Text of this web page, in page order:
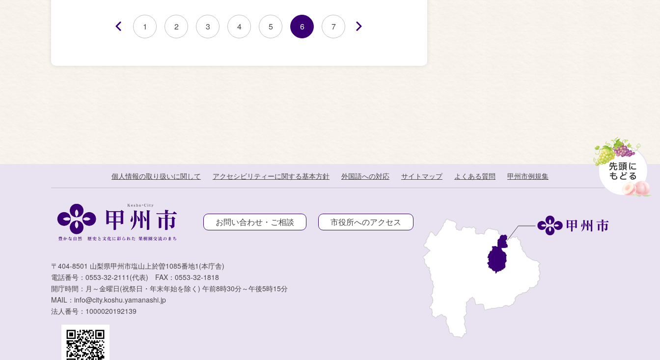
1 2 3 4 5 6 7
個人情報の取り扱いに関して アクセシビリティーに関する基本方針 外国語への対応 サイトマップ よくある質問 甲州市例規集
お問い合わせ・ご相談 市役所へのアクセス
〒404-8501 山梨県甲州市塩山上於曽1085番地1(本庁舎)
電話番号：0553-32-2111(代表) FAX：0553-32-1818
開庁時間：月～金曜日(祝祭日・年末年始を除く) 午前8時30分～午後5時15分
MAIL：info@city.koshu.yamanashi.jp
法人番号：1000020192139